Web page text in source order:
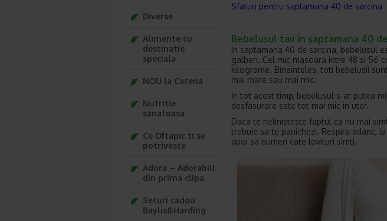
Sfaturi pentru saptamana 40 de sarcina
Bebelusul tau in saptamana 40
In saptamana 40 de sarcina, bebelusul
galben. Cel mic masoara intre 48 si 56
kilograme. Bineinteles, toti bebelusii
mai mare sau mai mic.
In tot acest timp, bebelusul s-ar putea
desfasurare este tot mai mic in uter.
Daca te nelinisteste faptul ca nu mai
trebuie sa te panichezi. Respira adanc,
apoi sa numeri cate lovituri simti.
Diverse
Alimente cu
destinatie
speciala
NOU la Catena
Nutritie
sanatoasa
Ce Oftapic ti se
potriveste
Adora – Adorabili
din prima clipa
Seturi cadou
Baylis&Harding